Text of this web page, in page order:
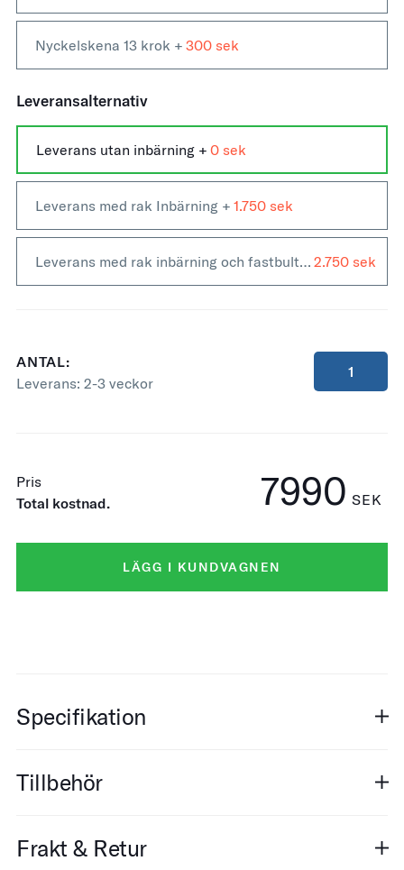
Nyckelskena 13 krok + 300
Leveransalternativ
Leverans utan inbärning + 0
Leverans med rak Inbärning + 1.750
Leverans med rak inbärning och fastbultning + 2.750
ANTAL:
Leverans: 2-3 veckor
Pris
Total kostnad.
7990 SEK
LÄGG I KUNDVAGNEN
Specifikation
Tillbehör
Frakt & Retur